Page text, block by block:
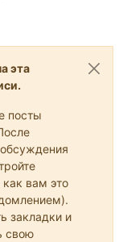
эта
посты
вам это
закладки и
свою